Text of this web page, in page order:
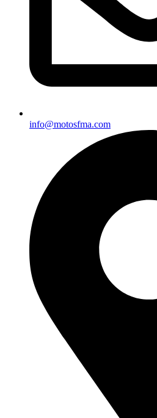
info@motosfma.com